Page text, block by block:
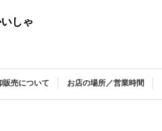
しゃ
販売について お店の場所／営業時間